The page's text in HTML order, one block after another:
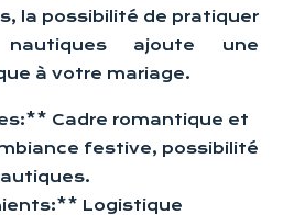
la possibilité de pratiquer
ajoute une
à votre mariage.
Cadre romantique et
festive, possibilité
Logistique